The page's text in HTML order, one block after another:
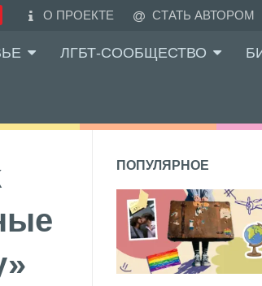
О ПРОЕКТЕ СТАТЬ АВТОРОМ
ЛГБТ-СООБЩЕСТВО
ПОПУЛЯРНОЕ